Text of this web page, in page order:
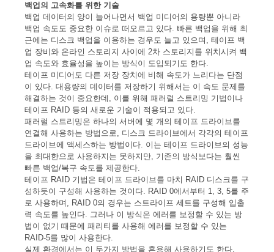
백업의 고속화를 위한 기술
백업 데이터의 양이 늘어나면서 백업 미디어의 용량뿐 아니라
백업 속도도 중요한 이슈로 떠오르고 있다. 빠른 백업을 위해 최
근에는 디스크 백업을 이용하는 경우도 늘고 있으며, 테이프 백
업 장비와 온라인 스토리지 사이에 2차 스토리지를 위치시켜 백
업 속도와 효율성을 높이는 방식이 도입되기도 한다.
테이프 미디어도 다른 저장 장치에 비해 속도가 느리다는 단점
이 있다. 대용량의 데이터를 저장하기 위해서는 이 속도 문제를
해결하는 것이 중요한데, 이를 위해 패러럴 스트리밍 기법이나
테이프 RAID 등의 새로운 기술이 적용되고 있다.
패러럴 스트리밍은 하나의 서버에 몇 개의 테이프 드라이브를
연결해 사용하는 방법으로, 디스크 드라이브에서 각각의 테이프
드라이브에 액세스하는 방법이다. 이는 테이프 드라이브의 성능
을 최대한으로 사용하지는 못하지만, 기존의 방식보다는 훨씬
빠른 백업/복구 속도를 제공한다.
테이프 RAID 기법은 테이프 드라이브를 마치 RAID 디스크를 구
성하듯이 구성해 사용하는 것이다. RAID 0에서부터 1, 3, 5를 주
로 사용하며, RAID 0의 경우는 스트라이프 세트를 구성해 입출
력 속도를 높인다. 그러나 이 방식은 에러를 보정할 수 있는 방
법이 없기 때문에 패리티를 사용해 에러를 보정할 수 있는
RAID-5를 많이 사용한다.
실제 환경에서는 이 두가지 방법을 혼용해 사용하기도 한다.